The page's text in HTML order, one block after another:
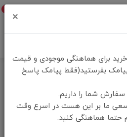
×
برای هماهنگی موجودی و قیمت
بفرستید(فقط پیامک پاسخ
سفارش شما را داریم.
سعی ما بر این هست در اسرع وقت
حتما هماهنگی کنید.